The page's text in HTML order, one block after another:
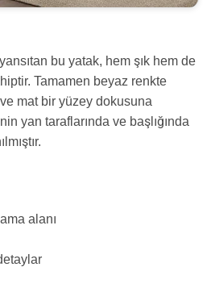
bu yatak, hem şık hem de
Tamamen beyaz renkte
mat bir yüzey dokusuna
yan taraflarında ve başlığında
alanı